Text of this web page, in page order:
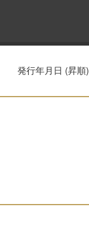
発行年月日 (昇順)